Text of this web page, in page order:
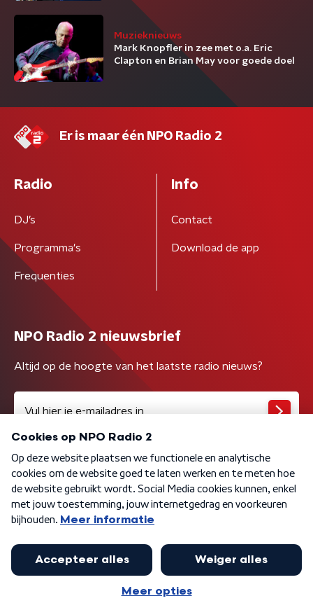
Muzieknieuws
Mark Knopfler in zee met o.a. Eric
Clapton en Brian May voor goede doel
Er is maar één NPO Radio 2
Radio
DJ’s
Programma's
Frequenties
Info
Contact
Download de app
NPO Radio 2 nieuwsbrief
Altijd op de hoogte van het laatste radio nieuws?
Algemene voorwaarden